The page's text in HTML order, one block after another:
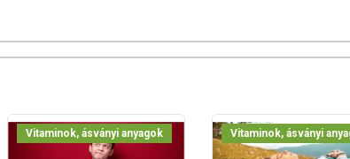
Vitaminok, ásványi anyagok Vitaminok, ásványi